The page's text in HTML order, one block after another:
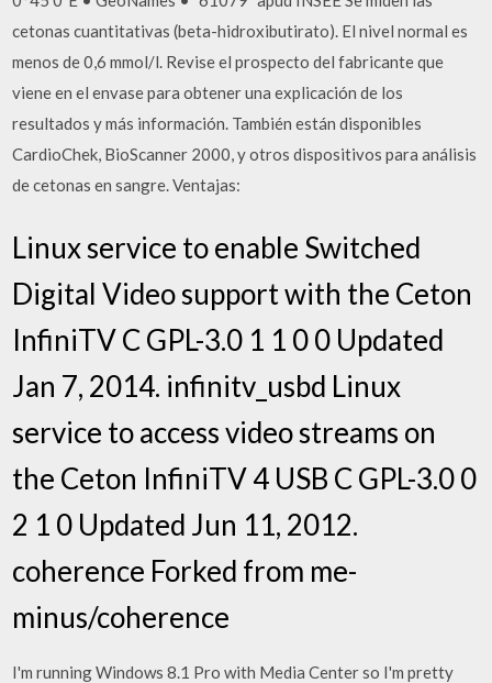
cetonas cuantitativas (beta-hidroxibutirato). El nivel normal es
menos de 0,6 mmol/l. Revise el prospecto del fabricante que
viene en el envase para obtener una explicación de los
resultados y más información. También están disponibles
CardioChek, BioScanner 2000, y otros dispositivos para análisis
de cetonas en sangre. Ventajas:
Linux service to enable Switched
Digital Video support with the Ceton
InfiniTV C GPL-3.0 1 1 0 0 Updated
Jan 7, 2014. infinitv_usbd Linux
service to access video streams on
the Ceton InfiniTV 4 USB C GPL-3.0 0
2 1 0 Updated Jun 11, 2012.
coherence Forked from me-
minus/coherence
I'm running Windows 8.1 Pro with Media Center so I'm pretty